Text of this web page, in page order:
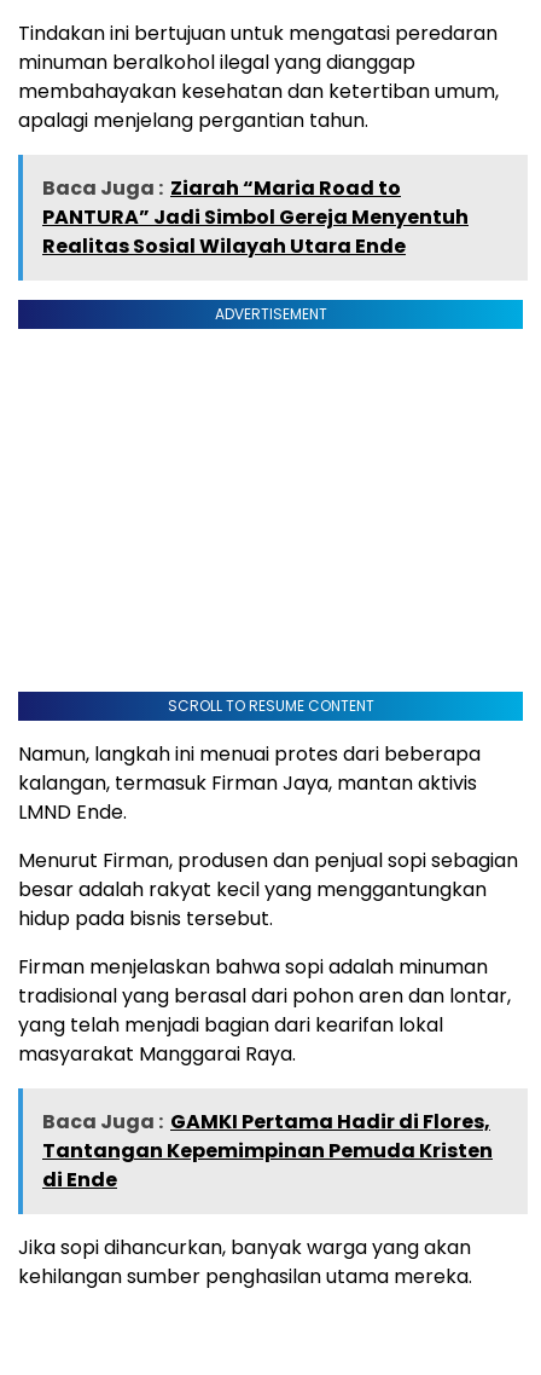
Tindakan ini bertujuan untuk mengatasi peredaran
minuman beralkohol ilegal yang dianggap
membahayakan kesehatan dan ketertiban umum,
apalagi menjelang pergantian tahun.
Baca Juga : Ziarah “Maria Road to
PANTURA” Jadi Simbol Gereja Menyentuh
Realitas Sosial Wilayah Utara Ende
ADVERTISEMENT
SCROLL TO RESUME CONTENT
Namun, langkah ini menuai protes dari beberapa
kalangan, termasuk Firman Jaya, mantan aktivis
LMND Ende.
Menurut Firman, produsen dan penjual sopi sebagian
besar adalah rakyat kecil yang menggantungkan
hidup pada bisnis tersebut.
Firman menjelaskan bahwa sopi adalah minuman
tradisional yang berasal dari pohon aren dan lontar,
yang telah menjadi bagian dari kearifan lokal
masyarakat Manggarai Raya.
Baca Juga : GAMKI Pertama Hadir di Flores,
Tantangan Kepemimpinan Pemuda Kristen
di Ende
Jika sopi dihancurkan, banyak warga yang akan
kehilangan sumber penghasilan utama mereka.